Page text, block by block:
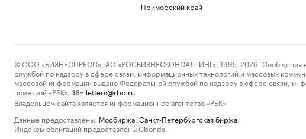
Приморский край
© ООО «БИЗНЕСПРЕСС», АО «РОСБИЗНЕСКОНСАЛТИНГ», 1995–2026. Сообщения и
службой по надзору в сфере связи, информационных технологий и массовых
массовой информации выдано Федеральной службой по надзору в сфере связи,
пометкой «РБК».
18+ letters@rbc.ru
Владельцем сайта является информационное агентство «РБК».
Данные предоставлены: Мосбиржа Санкт-Петербургская биржа
Индексы облигаций предоставлены Cbonds.